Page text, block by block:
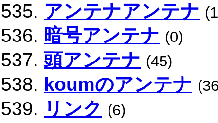
アンテナアンテナ
暗号アンテナ (0)
頭アンテナ (45)
koumのアンテナ
リンク (6)